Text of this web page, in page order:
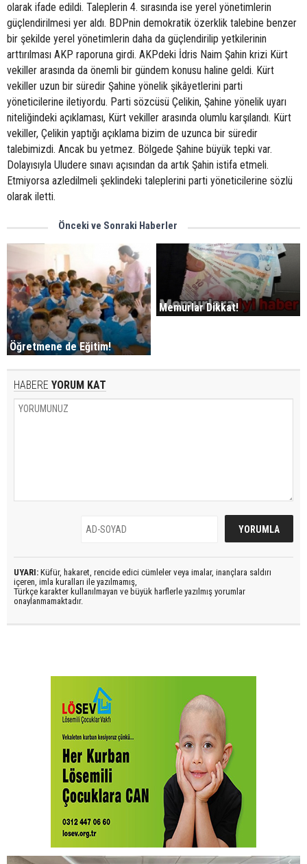
olarak ifade edildi. Taleplerin 4. sırasında ise yerel yönetimlerin
güçlendirilmesi yer aldı. BDPnin demokratik özerklik talebine benzer
bir şekilde yerel yönetimlerin daha da güçlendirilip yetkilerinin
arttırılması AKP raporuna girdi. AKPdeki İdris Naim Şahin krizi Kürt
vekiller arasında da önemli bir gündem konusu haline geldi. Kürt
vekiller uzun bir süredir Şahine yönelik şikâyetlerini parti
yöneticilerine iletiyordu. Parti sözcüsü Çelikin, Şahine yönelik uyarı
niteliğindeki açıklaması, Kürt vekiller arasında olumlu karşılandı. Kürt
vekiller, Çelikin yaptığı açıklama bizim de uzunca bir süredir
talebimizdi. Ancak bu yetmez. Bölgede Şahine büyük tepki var.
Dolayısıyla Uludere sınavı açısından da artık Şahin istifa etmeli.
Etmiyorsa azledilmeli şeklindeki taleplerini parti yöneticilerine sözlü
olarak iletti.
Önceki ve Sonraki Haberler
Öğretmene de Eğitim!
Memurlar Dikkat!
HABERE YORUM KAT
UYARI: Küfür, hakaret, rencide edici cümleler veya imalar, inançlara saldırı
içeren, imla kuralları ile yazılmamış,
Türkçe karakter kullanılmayan ve büyük harflerle yazılmış yorumlar
onaylanmamaktadır.